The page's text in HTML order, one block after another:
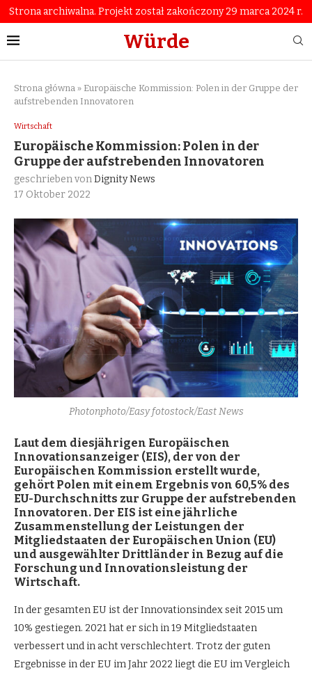
Strona archiwalna. Projekt został zakończony 29 marca 2024 r.
Würde
Strona główna » Europäische Kommission: Polen in der Gruppe der
aufstrebenden Innovatoren
Wirtschaft
Europäische Kommission: Polen in der
Gruppe der aufstrebenden Innovatoren
geschrieben vonDignity News
17 Oktober 2022
Photonphoto/Easy fotostock/East News
Laut dem diesjährigen Europäischen
Innovationsanzeiger (EIS), der von der
Europäischen Kommission erstellt wurde,
gehört Polen mit einem Ergebnis von 60,5% des
EU-Durchschnitts zur Gruppe der aufstrebenden
Innovatoren. Der EIS ist eine jährliche
Zusammenstellung der Leistungen der
Mitgliedstaaten der Europäischen Union (EU)
und ausgewählter Drittländer in Bezug auf die
Forschung und Innovationsleistung der
Wirtschaft.
In der gesamten EU ist der Innovationsindex seit 2015 um
10% gestiegen. 2021 hat er sich in 19 Mitgliedstaaten
verbessert und in acht verschlechtert. Trotz der guten
Ergebnisse in der EU im Jahr 2022 liegt die EU im Vergleich